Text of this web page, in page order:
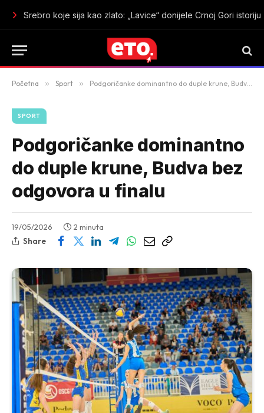
Dečić zablistao pod Goricom: Tuzani sa dva gola srušili
Početna » Sport » Podgoričanke dominantno do duple krune, Budva bez odgovora u finalu
SPORT
Podgoričanke dominantno
do duple krune, Budva bez
odgovora u finalu
19/05/2026
2 minuta
Share